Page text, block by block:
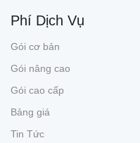
Phí Dịch Vụ
Gói cơ bản
Gói nâng cao
Gói cao cấp
Bảng giá
Tin Tức